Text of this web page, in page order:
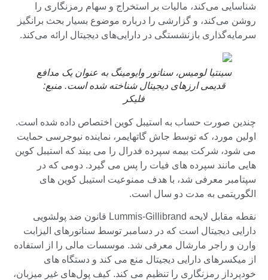
شناسایی می‌کند، مالیات بر استخراج و سهام رمزنگاری را
روشن می‌کند، و گزارشی را درباره موضوع بسیار بحث برانگیز
سرمایه‌گذاری بازنشستگی در دارایی‌های دیجیتال ارائه می‌کند.
سینتیا لومیس، سناتور وایومینگ به عنوان یک مدافع
قدیمی ارزهای دیجیتال شناخته شده است. منبع:
فلیکر
چندین صورت حساب به استیبل کوین اختصاص داده شده است.
اولین مورد، که توسط جاش گاتهایمر، نماینده نیوجرسی حمایت
می شود، شرکت بیمه سپرده فدرال را می بیند که استیبل کوین
هایی مانند سپرده های فیات را پس می گیرد. دومی که در
سپتامبر معرفی شد، با هدف ممنوعیت استیبل کوین های
الگوریتمی به مدت دو سال است.
نقطه مقابل لایحه Lummis-Gillibrand قانون ضد پولشویی
دارایی دیجیتال است که در دسامبر توسط سناتورهای الیزابت
وارن و راجر مارشال معرفی شد. موسسات مالی را از استفاده
از میکسرهای دارایی دیجیتال منع می کند و دستگاه های
خودپرداز رمزنگاری را تنظیم می کند. کیف پول‌های غیر میزبان،